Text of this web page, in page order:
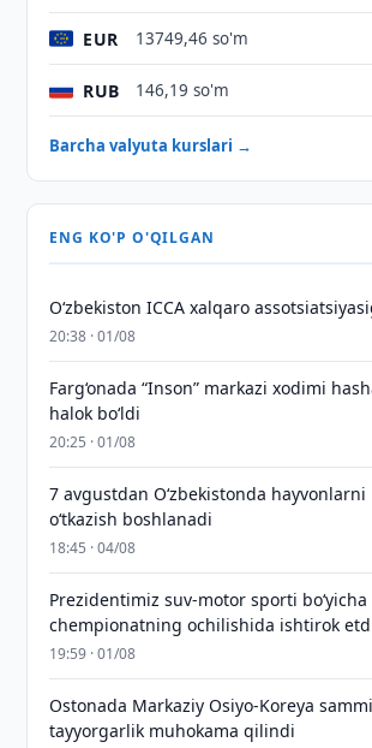
EUR 13749,46 so'm
RUB 146,19 so'm
Barcha valyuta kurslari →
ENG KO'P O'QILGAN
O‘zbekiston ICCA xalqaro
20:38 · 01/08
Farg‘onada “Inson” markazi xodimi
halok bo‘ldi
20:25 · 01/08
7 avgustdan O‘zbekistonda hayvonlarni
o‘tkazish boshlanadi
18:45 · 04/08
Prezidentimiz suv-motor sporti bo‘yicha
chempionatning ochilishida ishtirok
19:59 · 01/08
Ostonada Markaziy Osiyo-Koreya
tayyorgarlik muhokama qilindi